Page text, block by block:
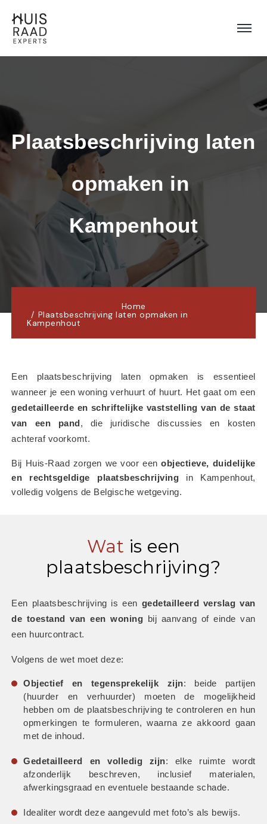
Plaatsbeschrijving laten
opmaken in
Kampenhout
Home
Plaatsbeschrijving laten opmaken in
Kampenhout
Een plaatsbeschrijving laten opmaken is essentieel
gedetailleerde en schriftelijke vaststelling van de staat
van een pand , die juridische discussies en kosten
achteraf voorkomt.
Bij Huis-Raad zorgen we voor een objectieve, duidelijke
en rechtsgeldige plaatsbeschrijving in Kampenhout,
volledig volgens de Belgische wetgeving.
Wat is een
plaatsbeschrijving?
Een plaatsbeschrijving is een gedetailleerd verslag van
de toestand van een woning bij aanvang of einde van
een huurcontract.
Volgens de wet moet deze:
Objectief en tegensprekelijk zijn: beide partijen
(huurder en verhuurder) moeten de mogelijkheid
hebben om de plaatsbeschrijving te controleren en hun
opmerkingen te formuleren, waarna ze akkoord gaan
met de inhoud.
Gedetailleerd en volledig zijn: elke ruimte wordt
afzonderlijk beschreven, inclusief materialen,
afwerkingsgraad en eventuele bestaande schade.
Idealiter wordt deze aangevuld met foto’s als bewijs.